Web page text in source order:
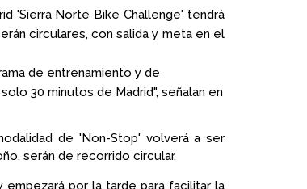
'Sierra Norte Bike Challenge' tendrá
circulares, con salida y meta en el
de entrenamiento y de
30 minutos de Madrid", señalan en
de 'Non-Stop' volverá a ser
serán de recorrido circular.
por la tarde para facilitar la